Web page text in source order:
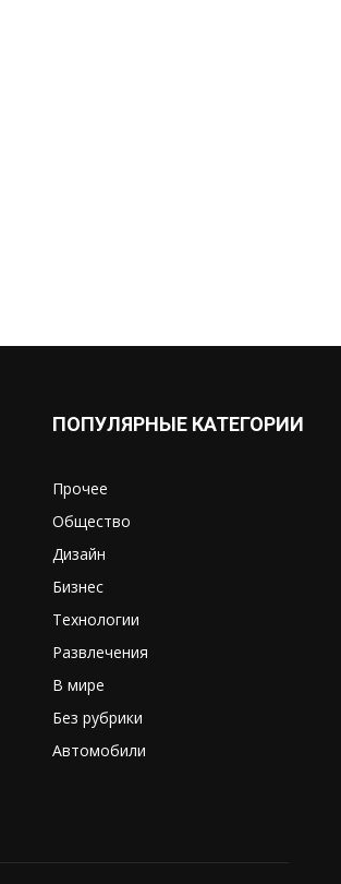
ПОПУЛЯРНЫЕ КАТЕГОРИИ
Прочее
Общество
Дизайн
Бизнес
Технологии
Развлечения
В мире
Без рубрики
Автомобили